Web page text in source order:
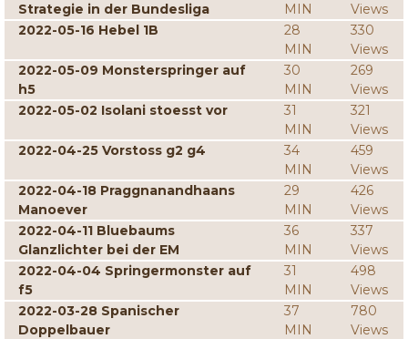
Strategie in der Bundesliga
MIN
Views
2022-05-16 Hebel 1B
28
MIN
330
Views
2022-05-09 Monsterspringer auf
h5
30
MIN
269
Views
2022-05-02 Isolani stoesst vor
31
MIN
321
Views
2022-04-25 Vorstoss g2 g4
34
MIN
459
Views
2022-04-18 Praggnanandhaans
Manoever
29
MIN
426
Views
2022-04-11 Bluebaums
Glanzlichter bei der EM
36
MIN
337
Views
2022-04-04 Springermonster auf
f5
31
MIN
498
Views
2022-03-28 Spanischer
Doppelbauer
37
MIN
780
Views